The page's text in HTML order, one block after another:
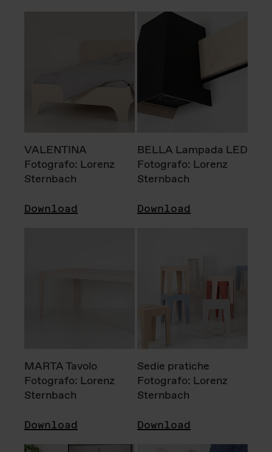
VALENTINA
Fotografo: Lorenz
Sternbach
Download
BELLA Lampada LED
Fotografo: Lorenz
Sternbach
Download
MARTA Tavolo
Fotografo: Lorenz
Sternbach
Download
Sedie pratiche
Fotografo: Lorenz
Sternbach
Download